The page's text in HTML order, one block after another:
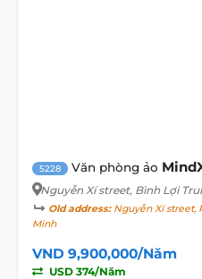
5228 Văn phòng ảo
Nguyễn Xí street, Bình Lợi
Old address:Nguyễn Xí street,
Minh
VND 9,900,000/Năm
USD 374/Năm